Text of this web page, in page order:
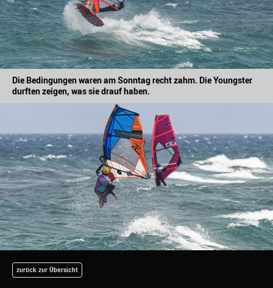
Die Bedingungen waren am Sonntag recht zahm. Die Youngster
durften zeigen, was sie drauf haben.
zurück zur Übersicht